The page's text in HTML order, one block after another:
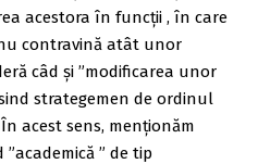
acestora în funcții , în care
contravină atât unor
câd și ”modificarea unor
strategemen de ordinul
acest sens, menționăm
” de tip